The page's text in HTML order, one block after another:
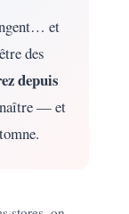
et
des
depuis
— et